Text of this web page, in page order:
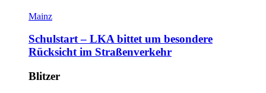
Mainz
Schulstart – LKA bittet um besondere
Rücksicht im Straßenverkehr
Blitzer